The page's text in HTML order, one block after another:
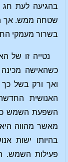
בהגיעה לעת חג
שטחה ממש. אך
בשרור מעמקי
נטייה זו של
כשהאישה
ואך ורק בשל
האנושית
השפעת השמש
מאשר מהווה
בהיותו ישות
פעילות השמש.